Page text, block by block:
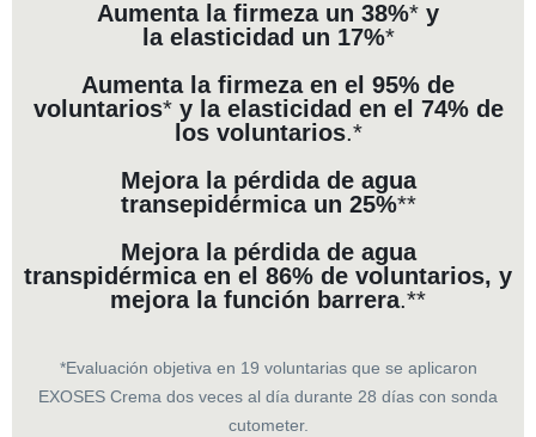
Aumenta la firmeza un 38%* y
la elasticidad un 17%*
Aumenta la firmezaen el 95% de
voluntarios* y la elasticidad en el 74%de
los voluntarios.*
Mejora la pérdida de agua
transepidérmicaun 25%**
Mejora la pérdida de agua
transpidérmica en el 86% de voluntarios, y
mejora la función barrera.**
*Evaluación objetiva en 19 voluntarias que se aplicaron
EXOSES Crema dos veces al día durante 28 días con sonda
cutometer.